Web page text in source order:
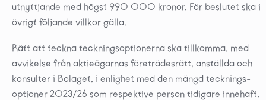
utnyttjande med högst 990 000 kronor. För beslutet ska i
övrigt följande villkor gälla.
Rätt att teckna teckningsoptionerna ska tillkomma, med
avvikelse från aktieägarnas företrädesrätt, anställda och
konsulter i Bolaget, i enlighet med den mängd tecknings-
optioner 2023/26 som respektive person tidigare innehaft.